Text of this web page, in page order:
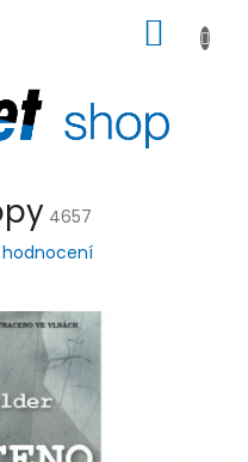
KOŠÍK
4657